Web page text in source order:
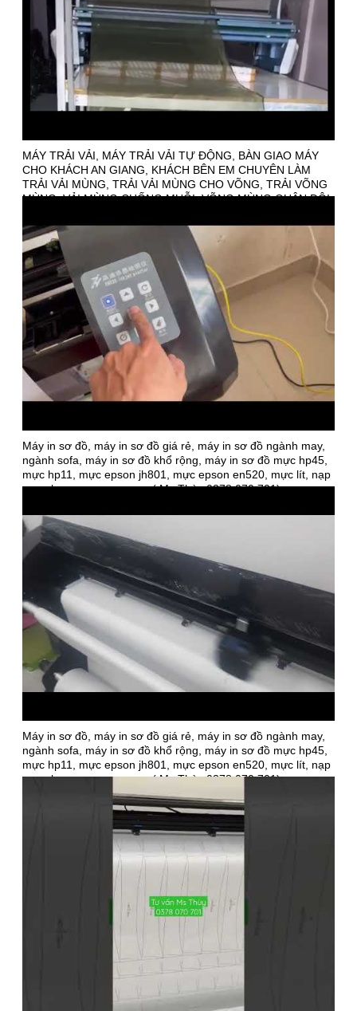
MÁY TRẢI VẢI, MÁY TRẢI VẢI TỰ ĐỘNG, BÀN GIAO MÁY
CHO KHÁCH AN GIANG, KHÁCH BÊN EM CHUYÊN LÀM
TRẢI VẢI MÙNG, TRẢI VẢI MÙNG CHO VÕNG, TRẢI VÕNG
MÙNG, VẢI MÙNG CHỐNG MUỖI, VÕNG MÙNG QUÂN ĐỘI,
Máy in sơ đồ, máy in sơ đồ giá rẻ, máy in sơ đồ ngành may,
ngành sofa, máy in sơ đồ khổ rộng, máy in sơ đồ mực hp45,
mực hp11, mực epson jh801, mực epson en520, mực lít, nạp
mực, bơm mực, sạc mực ( Ms Thùy 0378 070 701)
Máy in sơ đồ, máy in sơ đồ giá rẻ, máy in sơ đồ ngành may,
ngành sofa, máy in sơ đồ khổ rộng, máy in sơ đồ mực hp45,
mực hp11, mực epson jh801, mực epson en520, mực lít, nạp
mực, bơm mực, sạc mực ( Ms Thùy 0378 070 701)